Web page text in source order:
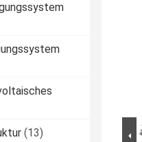
(13)